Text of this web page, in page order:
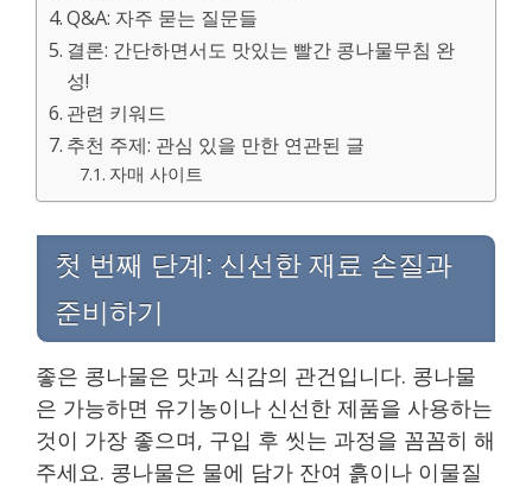
Q&A: 자주 묻는 질문들
결론: 간단하면서도 맛있는 빨간 콩나물무침 완
성!
관련 키워드
추천 주제: 관심 있을 만한 연관된 글
자매 사이트
첫 번째 단계: 신선한 재료 손질과
준비하기
좋은 콩나물은 맛과 식감의 관건입니다. 콩나물
은 가능하면 유기농이나 신선한 제품을 사용하는
것이 가장 좋으며, 구입 후 씻는 과정을 꼼꼼히 해
주세요. 콩나물은 물에 담가 잔여 흙이나 이물질